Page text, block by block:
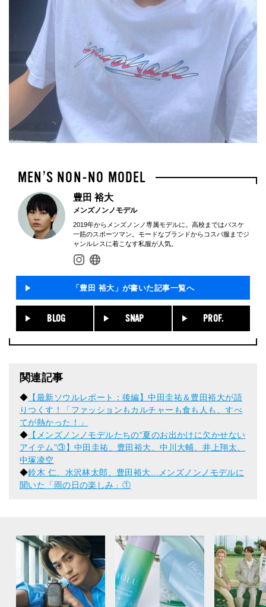
豊田 裕大
メンズノンノモデル
2019年からメンズノンノ専属モデルに。高校まではバスケ
一筋のスポーツマン。モードなブランドからコスパ服までジ
ャンルレスに着こなす私服が人気。
「豊田 裕大」が書いた記事一覧へ
BLOG SNAP PROF.
関連記事
◆ 【最新ソウルレポート：後編】中田圭祐＆豊田裕大が語
りつくす！「ファッションもカルチャーも食も人も、すべ
てが熱かった！」
◆ 【メンズノンノモデルたちの“夏のお出かけに欠かせない
アイテム”③】中田圭祐、豊田裕大、中川大輔、井上翔太、
中塚凌空
◆鈴木 仁、水沢林太郎、豊田裕大...メンズノンノモデルに
聞いた「雨の日の楽しみ」①